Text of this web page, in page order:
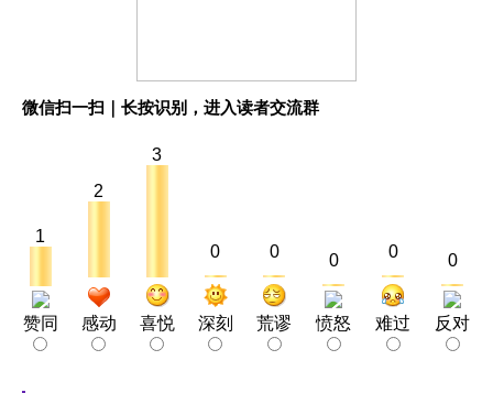
微信扫一扫｜长按识别，进入读者交流群
1
赞同
2
感动
3
喜悦
0
深刻
0
荒谬
0
愤怒
0
难过
0
反对